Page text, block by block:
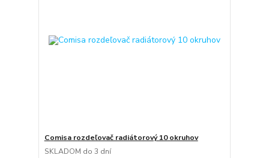
Comisa rozdeľovač radiátorový 10 okruhov
SKLADOM do 3 dní